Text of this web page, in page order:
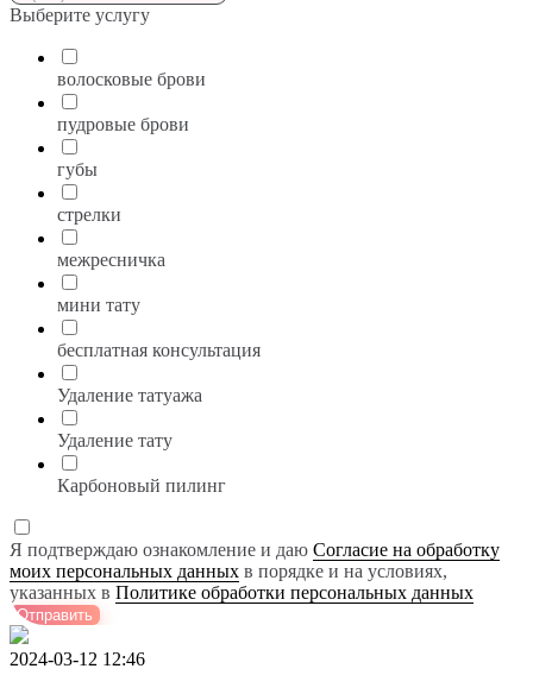
Выберите услугу
волосковые брови
пудровые брови
губы
стрелки
межресничка
мини тату
бесплатная консультация
Удаление татуажа
Удаление тату
Карбоновый пилинг
Я подтверждаю ознакомление и даю Согласие на обработку
моих персональных данных в порядке и на условиях,
указанных в Политике обработки персональных данных
Отправить
2024-03-12 12:46